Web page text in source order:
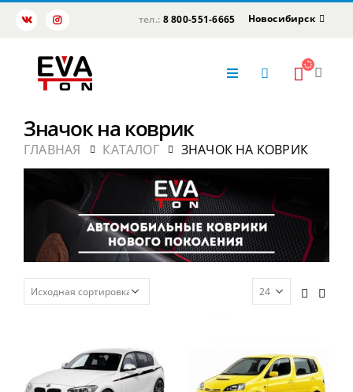
тел.: 8 800-551-6665 Новосибирск
Значок на коврик
ГЛАВНАЯ КАТАЛОГ ЗНАЧОК НА КОВРИК